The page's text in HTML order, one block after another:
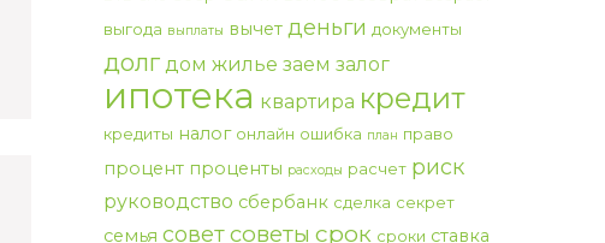
выгода выплаты вычет деньги документы
долг дом жилье заем залог
ипотека квартира кредит
кредиты налог онлайн ошибка план право
процент проценты расходы расчет риск
руководство сбербанк сделка секрет
семья советсоветы срок сроки ставка